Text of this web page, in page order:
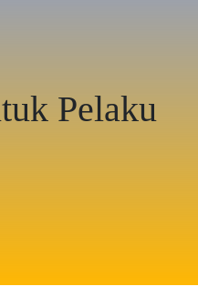
Pelaku